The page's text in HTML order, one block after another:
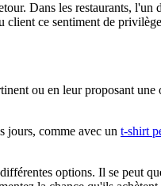
Dans les restaurants, l'un
client ce sentiment de
ou en leur proposant une
jours, comme avec un t-shirt
options. Il se peut